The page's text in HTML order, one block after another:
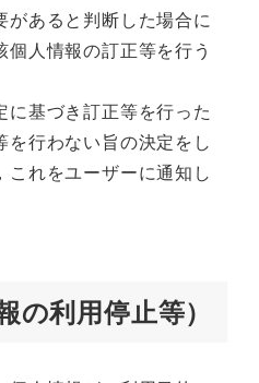
があると判断した場合に
個人情報の訂正等を行う
に基づき訂正等を行った
を行わない旨の決定をし
これをユーザーに通知し
の利用停止等）